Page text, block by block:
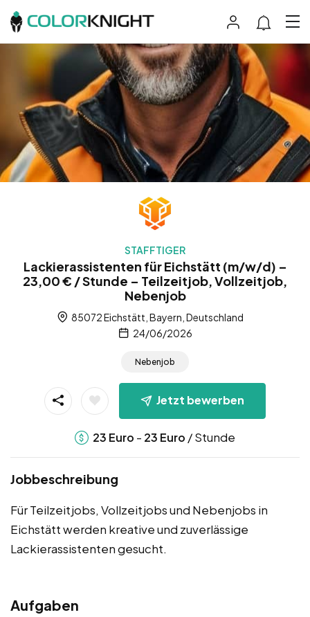
STAFFTIGER
Lackierassistenten für Eichstätt (m/w/d) –
23,00 € / Stunde – Teilzeitjob, Vollzeitjob,
Nebenjob
85072 Eichstätt, Bayern, Deutschland
24/06/2026
Nebenjob
Jetzt bewerben
23 Euro - 23 Euro / Stunde
Jobbeschreibung
Für Teilzeitjobs, Vollzeitjobs und Nebenjobs in
Eichstätt werden kreative und zuverlässige
Lackierassistenten gesucht.
Aufgaben